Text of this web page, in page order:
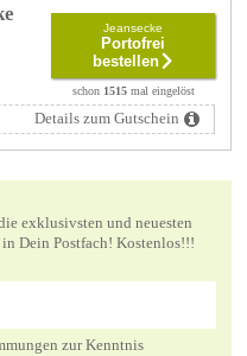
Jeansecke
Portofrei
bestellen
schon 1515mal eingelöst
Details zum Gutschein
exklusivsten und neuesten
Dein Postfach! Kostenlos!!!
zur Kenntnis